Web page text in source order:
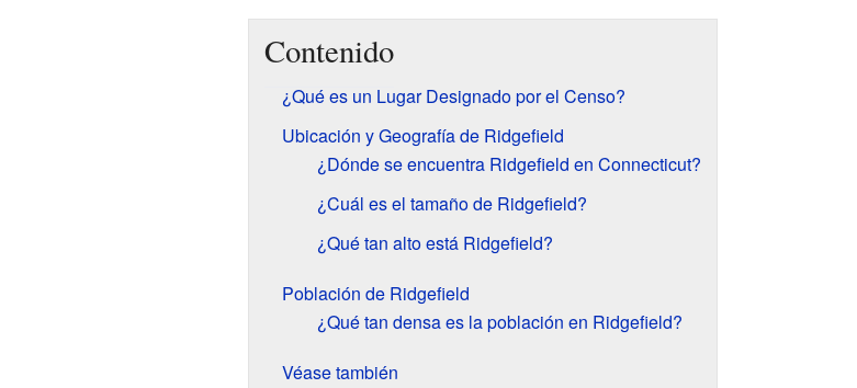
Contenido
¿Qué es un Lugar Designado por el Censo?
Ubicación y Geografía de Ridgefield
¿Dónde se encuentra Ridgefield en Connecticut?
¿Cuál es el tamaño de Ridgefield?
¿Qué tan alto está Ridgefield?
Población de Ridgefield
¿Qué tan densa es la población en Ridgefield?
Véase también